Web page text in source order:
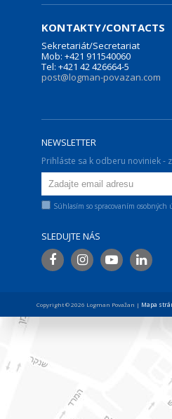
KONTAKTY/CONTACTS
Sekretariát/Secretariat
Mob: +421 911540060
Tel: +421 42 426664-5
post@logman-povazan.com
NEWSLETTER
Prihláste sa k odberu noviniek -
Súhlasím so spracovaním osobných
SLEDUJTE NÁS
Copyright © 2026 Logman Považan | Mapa